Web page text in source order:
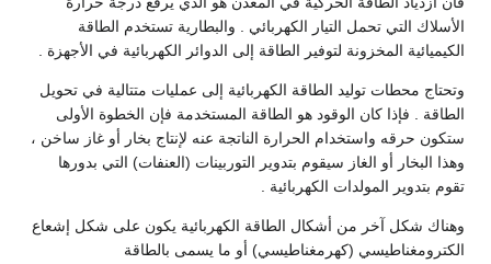
الأسلاك التي تحمل التيار الكهربائي . والبطارية تستخدم الطاقة
الكيميائية المخزونة لتوفير الطاقة إلى الدوائر الكهربائية في الأجهزة .
وتحتاج محطات توليد الطاقة الكهربائية إلى عمليات متتالية في تحويل
الطاقة . فإذا كان الوقود هو الطاقة المستخدمة فإن الخطوة الأولى
ستكون حرقه واستخدام الحرارة الناتجة عنه لإنتاج بخار أو غاز ساخن ،
وهذا البخار أو الغاز سيقوم بتدوير التوربينات (العنفات) التي بدورها
تقوم بتدوير المولدات الكهربائية .
وهناك شكل آخر من أشكال الطاقة الكهربائية يكون على شكل إشعاع
الكترومغناطيسي (كهرمغناطيسي) أو ما يسمى بالطاقة